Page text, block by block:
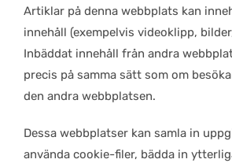
Artiklar på denna webbplats kan
innehåll (exempelvis videoklipp,
Inbäddat innehåll från andra
precis på samma sätt som om
den andra webbplatsen.
Dessa webbplatser kan samla in
använda cookie-filer, bädda in